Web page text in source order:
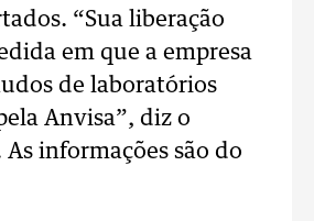
“Sua liberação
em que a empresa
de laboratórios
Anvisa”, diz o
informações são do